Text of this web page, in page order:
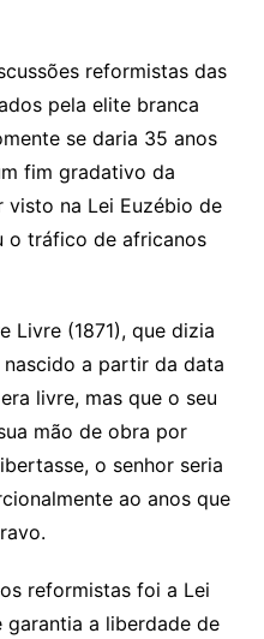
reformistas das
pela elite branca
se daria 35 anos
fim gradativo da
na Lei Euzébio de
o tráfico de africanos
Livre (1871), que dizia
a partir da data
livre, mas que o seu
mão de obra por
o senhor seria
ao anos que
reformistas foi a Lei
garantia a liberdade de